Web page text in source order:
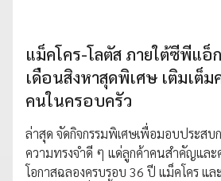
แม็คโคร-โลตัส ภายใต้ซีพีแอ็
เดือนสิงหาสุดพิเศษ เติมเต็ม
คนในครอบครัว
ล่าสุด จัดกิจกรรมพิเศษเพื่อมอบประส
ความทรงจำดี ๆ แด่ลูกค้าคนสำคัญแล
โอกาสฉลองครบรอบ 36 ปี แม็คโคร แ